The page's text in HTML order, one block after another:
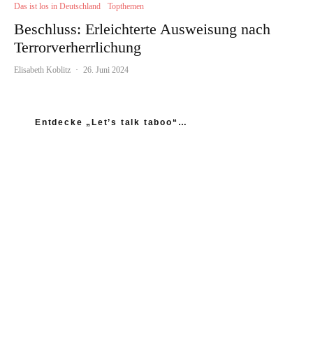
Das ist los in Deutschland Topthemen
Beschluss: Erleichterte Ausweisung nach
Terrorverherrlichung
Elisabeth Koblitz · 26. Juni 2024
Entdecke „Let’s talk taboo“…